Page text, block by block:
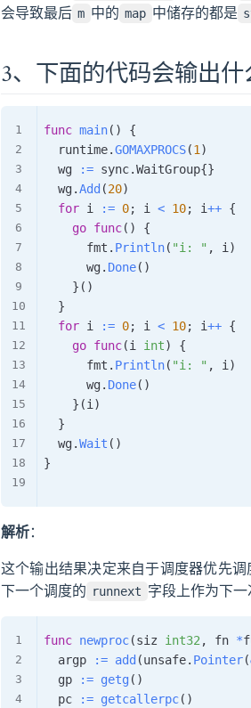
会导致最后 m 中的 map 中储存的都是
3、下面的代码会输出什
func main( )
{
	runtime
.GOMAXPROCS(1 )
	wg
:= sync.WaitGroup{}
	wg
.Add (20)
for i := 0; i < 10; i++ {
go func( )
{
			fmt
. Println( "i: " , i )
			wg
. Done( )
} ( )
}
for i := 0; i < 10; i++ {
go func(i int)
{
			fmt
. Println( "i: " , i )
			wg
. Done( )
} (i )
}
	wg
.Wait ( )
}
解析：
这个输出结果决定来自于调度器优先
下一个调度的 runnext 字段上作为下
func newproc(siz int32 , fn *
	argp
:= add (unsafe. Pointer(
	gp
:= getg ( )
	pc
:= getcallerpc( )